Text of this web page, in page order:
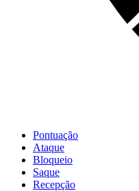
Pontuação
Ataque
Bloqueio
Saque
Recepção